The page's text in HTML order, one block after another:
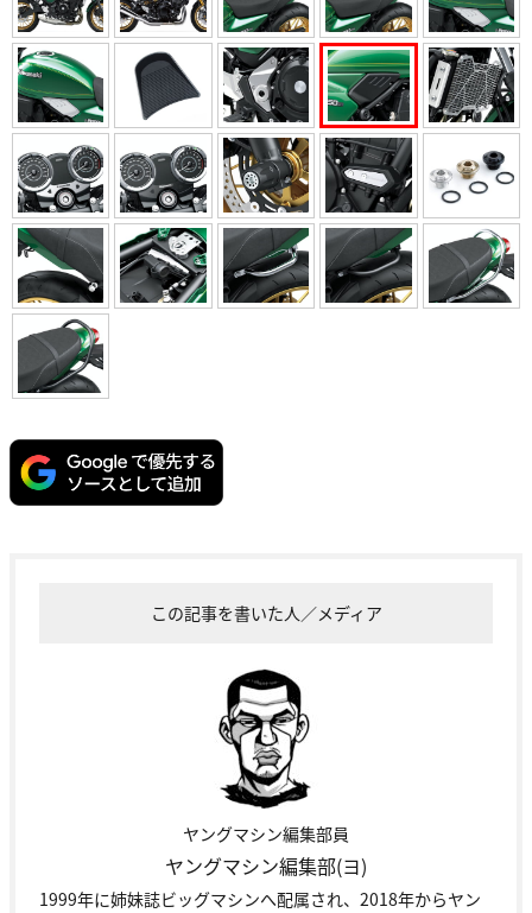
この記事を書いた人／メディア
ヤングマシン編集部員
ヤングマシン編集部(ヨ)
1999年に姉妹誌ビッグマシンへ配属され、2018年からヤン